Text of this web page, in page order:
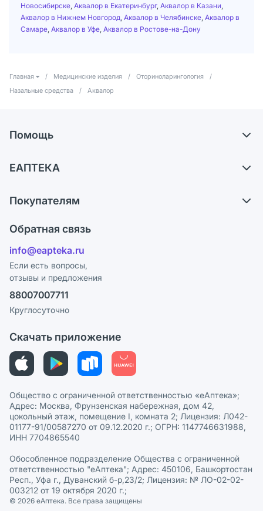
Новосибирске Аквалор в Екатеринбург, Аквалор в Казани
Аквалор в Нижнем Новгород Аквалор в Челябинске Аквалор в
Самаре Аквалор в Уфе Аквалор в Ростове-на-Дону
Главная / Медицинские изделия / Оториноларингология
/
Назальные средства
/ Аквалор
Помощь
Обмен и возврат
Блог
ЕАПТЕКА
Карьера
Поставщики
Лицензия
Реклама на сайте
Ваши товары на ЕАПТЕКЕ
Покупателям
Программа СберСпасибо
Политика конфиденциальности
Пользовательское соглашение
Политика рекомендаций
Этика и соответствие
Политика в отношении обработки персональных данных
Обратная связь
info@eapteka.ru
Если есть вопросы,
отзывы и предложения
88007007711
Круглосуточно
Скачать приложение
Общество с ограниченной ответственностью «еАптека»;
Адрес: Москва, Фрунзенская набережная, дом 42,
цокольный этаж, помещение I, комната 2; Лицензия: Л042-
01177-91/00587270 от 09.12.2020 г.; ОГРН: 1147746631988,
ИНН 7704865540
Обособленное подразделение Общества с ограниченной
ответственностью "еАптека"; Адрес: 450106, Башкортостан
Респ., Уфа г., Дуванский б-р,23/2; Лицензия: № ЛО-02-02-
003212 от 19 октября 2020 г.;
© 2026 eАптека. Все права защищены